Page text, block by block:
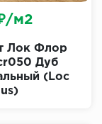
Лок Флор
Дуб
(Loc
м2